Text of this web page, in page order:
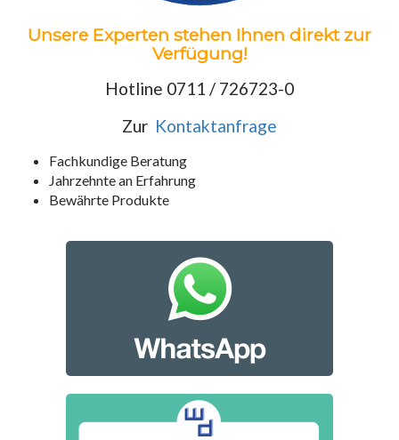
Unsere Experten stehen Ihnen direkt zur
Verfügung!
Hotline 0711 / 726723-0
Zur Kontaktanfrage
Fachkundige Beratung
Jahrzehnte an Erfahrung
Bewährte Produkte